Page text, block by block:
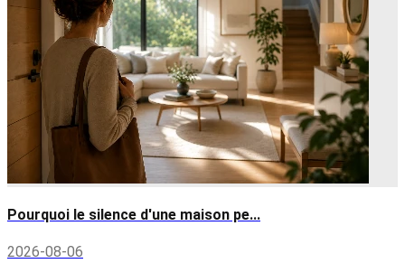
Pourquoi le silence d'une maison pe...
2026-08-06